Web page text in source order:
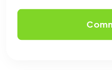
Traceurs des courriels
traçants (Art. 82 loi